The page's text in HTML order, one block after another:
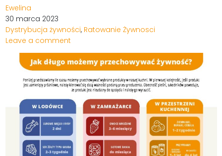
Ewelina
30 marca 2023
Dystrybucja żywności, Ratowanie Żywnosci
Leave a comment